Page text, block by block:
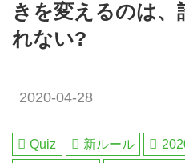
きを変えるのは
れない?
2020-04-28
Quiz 新ルール